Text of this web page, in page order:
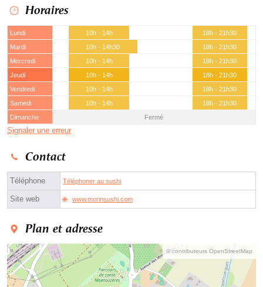
Horaires
Lundi 10h - 14h
18h - 21h30
Mardi
10h - 14h30
18h - 21h30
Mercredi
10h - 14h
18h - 21h30
Jeudi
10h - 14h
18h - 21h30
Vendredi
10h - 14h
18h - 21h30
Samedi
10h - 14h
18h - 21h30
Dimanche
Fermé
Signaler une erreur
Contact
Téléphone Téléphoner au sushi
Site web www.morinsushi.com
Plan et adresse
© contributeurs OpenStreetMap